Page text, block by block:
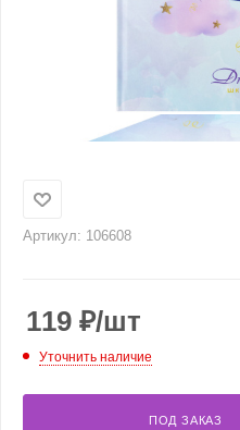
Артикул: 106608
119 ₽/шт
Уточнить наличие
ПОД ЗАКАЗ